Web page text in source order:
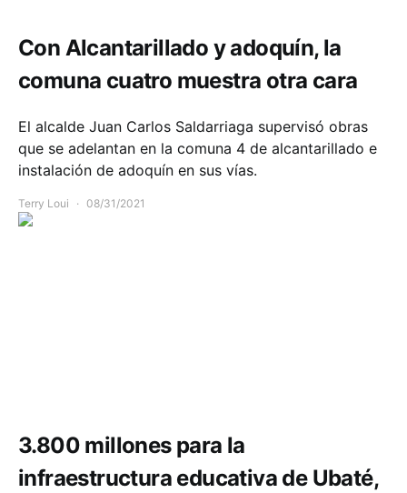
Con Alcantarillado y adoquín, la
comuna cuatro muestra otra cara
El alcalde Juan Carlos Saldarriaga supervisó obras
que se adelantan en la comuna 4 de alcantarillado e
instalación de adoquín en sus vías.
Terry Loui 08/31/2021
3.800 millones para la
infraestructura educativa de Ubaté,